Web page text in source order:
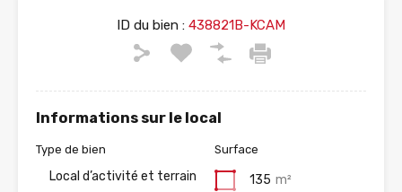
ID du bien : 438821B-KCAM
Informations sur le local
Type de bien
Local d’activité et terrain
Surface
135 m²